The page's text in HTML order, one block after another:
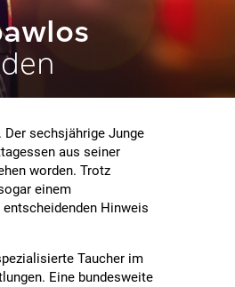
Der sechsjährige Junge
aus seiner
worden. Trotz
einem
Hinweis
Taucher im
Eine bundesweite